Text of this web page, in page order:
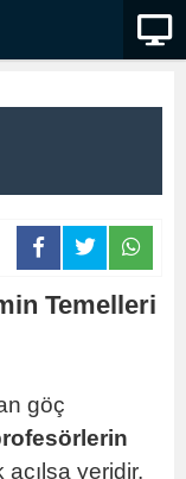
Temelleri
göç
açılsa yeridir.